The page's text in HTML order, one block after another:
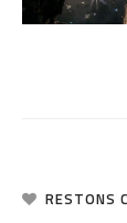
RESTONS